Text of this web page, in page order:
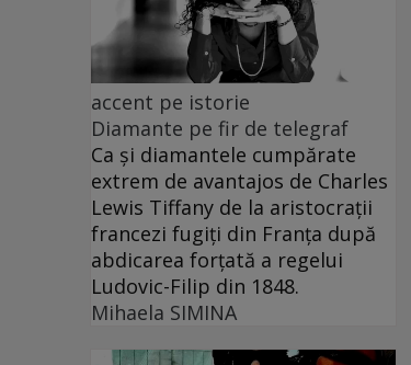
accent pe istorie
Diamante pe fir de telegraf
Ca și diamantele cumpărate
extrem de avantajos de Charles
Lewis Tiffany de la aristocrații
francezi fugiți din Franța după
abdicarea forțată a regelui
Ludovic-Filip din 1848.
Mihaela SIMINA